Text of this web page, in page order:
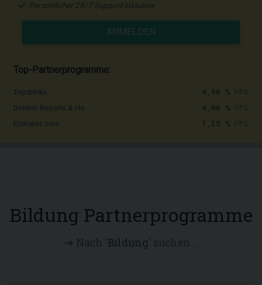
Persönlicher 24/7 Support inklusive
ANMELDEN
Top-Partnerprogramme:
Topdrinks 4,90 %
Dormio Resorts & Ho... 4,00 %
Emirates.com 1,25 %
Bildung Partnerprogramme
Bildung